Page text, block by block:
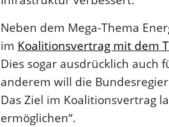
Neben dem Mega-Thema
im Koalitionsvertrag mit dem
Dies sogar ausdrücklich auch
anderem will die
Das Ziel im Koalitionsvertrag
ermöglichen“.